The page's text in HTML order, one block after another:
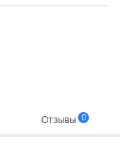
Отзывы 0